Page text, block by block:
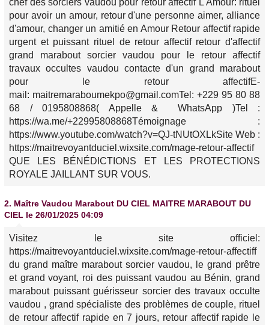
chef des sorciers vaudou pour retour affectif L'Amour: rituel
pour avoir un amour, retour d'une personne aimer, alliance
d'amour, changer un amitié en Amour Retour affectif rapide
urgent et puissant rituel de retour affectif retour d'affectif
grand marabout sorcier vaudou pour le retour affectif
travaux occultes vaudou contacte d'un grand marabout
pour le retour affectifE-
mail: maitremaraboumekpo@gmail.comTel: +229 95 80 88
68 / 0195808868( Appelle & WhatsApp )Tel :
https://wa.me/+22995808868Témoignage :
https://www.youtube.com/watch?v=QJ-tNUtOXLkSite Web :
https://maitrevoyantduciel.wixsite.com/mage-retour-affectif
QUE LES BÉNÉDICTIONS ET LES PROTECTIONS
ROYALE JAILLANT SUR VOUS.
2. Maître Vaudou Marabout DU CIEL MAITRE MARABOUT DU
CIEL le 26/01/2025 04:09
Visitez le site officiel:
https://maitrevoyantduciel.wixsite.com/mage-retour-affectiff
du grand maître marabout sorcier vaudou, le grand prêtre
et grand voyant, roi des puissant vaudou au Bénin, grand
marabout puissant guérisseur sorcier des travaux occulte
vaudou , grand spécialiste des problèmes de couple, rituel
de retour affectif rapide en 7 jours, retour affectif rapide le